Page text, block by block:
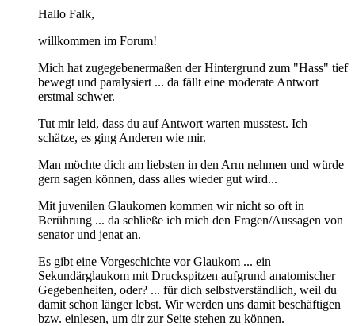
Hallo Falk,
willkommen im Forum!
Mich hat zugegebenermaßen der Hintergrund zum "Hass" tief
bewegt und paralysiert ... da fällt eine moderate Antwort
erstmal schwer.
Tut mir leid, dass du auf Antwort warten musstest. Ich
schätze, es ging Anderen wie mir.
Man möchte dich am liebsten in den Arm nehmen und würde
gern sagen können, dass alles wieder gut wird...
Mit juvenilen Glaukomen kommen wir nicht so oft in
Berührung ... da schließe ich mich den Fragen/Aussagen von
senator und jenat an.
Es gibt eine Vorgeschichte vor Glaukom ... ein
Sekundärglaukom mit Druckspitzen aufgrund anatomischer
Gegebenheiten, oder? ... für dich selbstverständlich, weil du
damit schon länger lebst. Wir werden uns damit beschäftigen
bzw. einlesen, um dir zur Seite stehen zu können.